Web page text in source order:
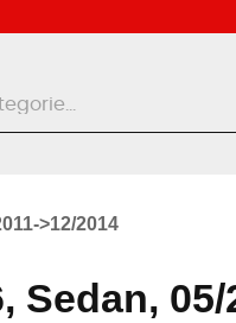
>12/2014
Sedan, 05/